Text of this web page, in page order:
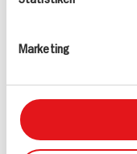
Marketing
Sortiment